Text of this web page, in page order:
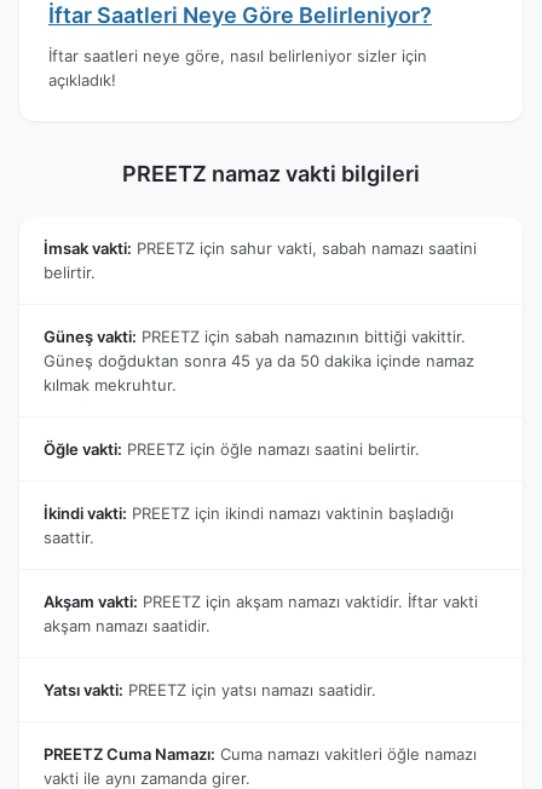
İftar Saatleri Neye Göre Belirleniyor?
İftar saatleri neye göre, nasıl belirleniyor sizler için
açıkladık!
PREETZ namaz vakti bilgileri
İmsak vakti: PREETZ için sahur vakti, sabah namazı saatini
belirtir.
Güneş vakti: PREETZ için sabah namazının bittiği vakittir.
Güneş doğduktan sonra 45 ya da 50 dakika içinde namaz
kılmak mekruhtur.
Öğle vakti: PREETZ için öğle namazı saatini belirtir.
İkindi vakti: PREETZ için ikindi namazı vaktinin başladığı
saattir.
Akşam vakti: PREETZ için akşam namazı vaktidir. İftar vakti
akşam namazı saatidir.
Yatsı vakti: PREETZ için yatsı namazı saatidir.
PREETZ Cuma Namazı: Cuma namazı vakitleri öğle namazı
vakti ile aynı zamanda girer.